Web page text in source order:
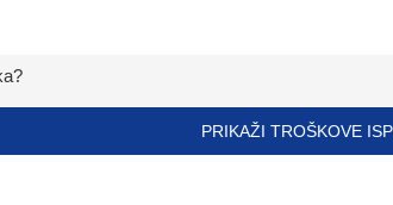
PRIKAŽI TROŠKOVE